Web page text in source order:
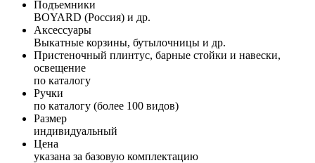
Подъемники
BOYARD (Россия) и др.
Аксессуары
Выкатные корзины, бутылочницы и др.
Пристеночный плинтус, барные стойки и навески,
освещение
по каталогу
Ручки
по каталогу (более 100 видов)
Размер
индивидуальный
Цена
указана за базовую комплектацию